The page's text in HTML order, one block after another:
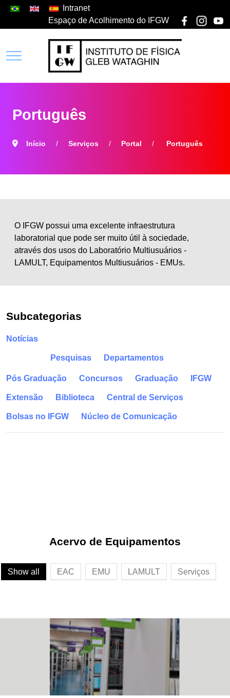
Intranet
Espaço de Acolhimento do IFGW
Português
Início Serviços Portal Português
O IFGW possui uma excelente infraestrutura
laboratorial que pode ser muito útil à sociedade,
através dos usos do Laboratório Multiusuários -
LAMULT, Equipamentos Multiusuários - EMUs.
Subcategorias
Notícias
Pesquisas Departamentos
Pós Graduação Concursos Graduação IFGW
Extensão Biblioteca Central de Serviços
Bolsas no IFGW Núcleo de Comunicação
Acervo de Equipamentos
Show all EAC EMU LAMULT Serviços